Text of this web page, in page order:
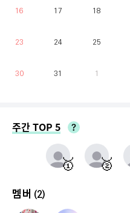
16 17 18
23 24 25
30 31 1
주간 TOP 5
매주 월요일부터 일요일까지 가장 클
동점자 처리방식 :
🥇 🥈
멤버 (2)